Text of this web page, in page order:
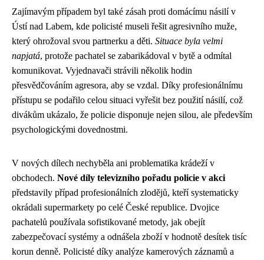
Zajímavým případem byl také zásah proti domácímu násilí v
Ústí nad Labem, kde policisté museli řešit agresivního muže,
který ohrožoval svou partnerku a děti. Situace byla velmi
napjatá, protože pachatel se zabarikádoval v bytě a odmítal
komunikovat. Vyjednavači strávili několik hodin
přesvědčováním agresora, aby se vzdal. Díky profesionálnímu
přístupu se podařilo celou situaci vyřešit bez použití násilí, což
divákům ukázalo, že policie disponuje nejen silou, ale především
psychologickými dovednostmi.
V nových dílech nechyběla ani problematika krádeží v
obchodech. Nové díly televizního pořadu policie v akci
představily případ profesionálních zlodějů, kteří systematicky
okrádali supermarkety po celé České republice. Dvojice
pachatelů používala sofistikované metody, jak obejít
zabezpečovací systémy a odnášela zboží v hodnotě desítek tisíc
korun denně. Policisté díky analýze kamerových záznamů a